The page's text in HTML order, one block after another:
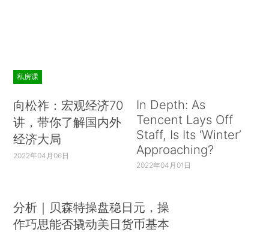
私房课
向松祚：宏观经济70
讲，带你了解国内外
经济大局
2022年04月06日
In Depth: As
Tencent Lays Off
Staff, Is Its ‘Winter’
Approaching?
2022年04月01日
分析｜贝森特操盘稳日元，操
作巧思能否撬动美日货币基本